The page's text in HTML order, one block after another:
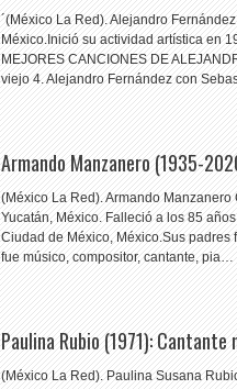
´(México La Red). Alejandro
México.Inició su actividad artística en
MEJORES CANCIONES DE
viejo 4. Alejandro Fernández con
Armando Manzanero (1935-
(México La Red). Armando
Yucatán, México. Falleció a los 85
Ciudad de México, México.Sus
fue músico, compositor, cantante, pia…
Paulina Rubio (1971): Cantante
(México La Red). Paulina Susana